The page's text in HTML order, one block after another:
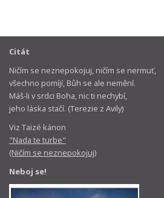
Citát
Ničím se neznepokojuj, ničím se nermuť,
všechno pomíjí, Bůh se ale nemění.
Máš-li v srdci Boha, nic ti nechybí,
jeho láska stačí. (Terezie z Avily)
Viz Taizé kánon
"Nada te turbe"
(Ničím se neznepokojuj)
Neboj se!